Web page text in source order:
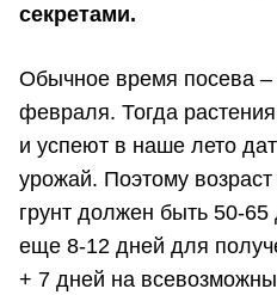
секретами.
Обычное время посева –
февраля. Тогда
и успеют в наше лето
урожай. Поэтому
грунт должен быть 50-
еще 8-12 дней для
+ 7 дней на